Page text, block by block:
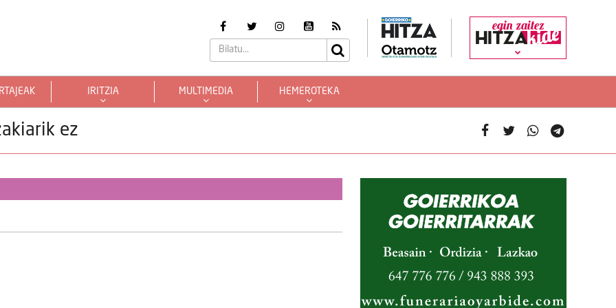
egin zaitez
IRITZIA MULTIMEDIA HEMEROTEKA
ez